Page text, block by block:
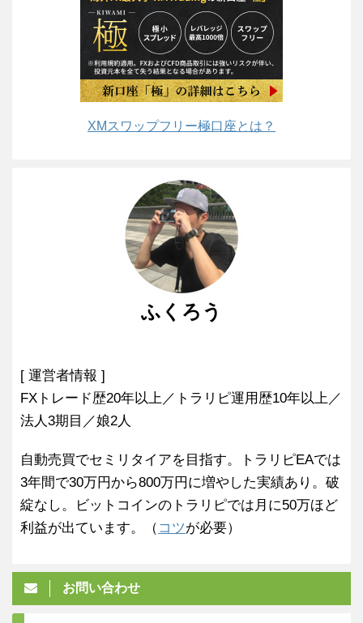
XMスワップフリー極口座とは？
ふくろう
[ 運営者情報 ]
FXトレード歴20年以上／トラリピ運用歴10年以上／
法人3期目／娘2人
自動売買でセミリタイアを目指す。トラリピEAでは
3年間で30万円から800万円に増やした実績あり。破
綻なし。ビットコインのトラリピでは月に50万ほど
利益が出ています。（ コツが必要）
お問い合わせ